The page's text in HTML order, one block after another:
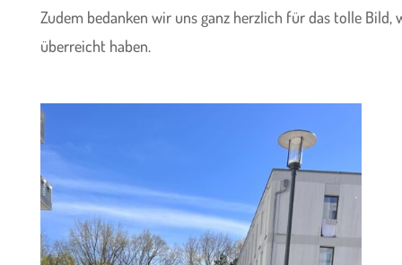
Zudem bedanken wir uns ganz herzlich für das tolle Bild,
überreicht haben.